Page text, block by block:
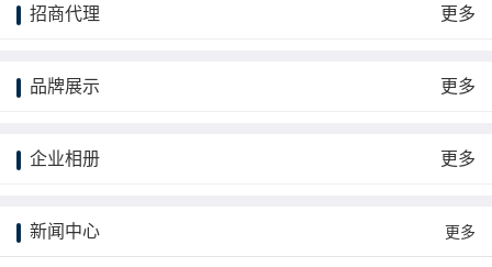
招商代理 更多
品牌展示 更多
企业相册 更多
新闻中心 更多